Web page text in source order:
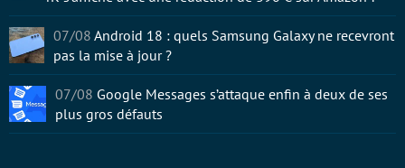
07/08 Android 18 : quels Samsung Galaxy ne recevront
pas la mise à jour ?
07/08 Google Messages s’attaque enfin à deux de ses
plus gros défauts